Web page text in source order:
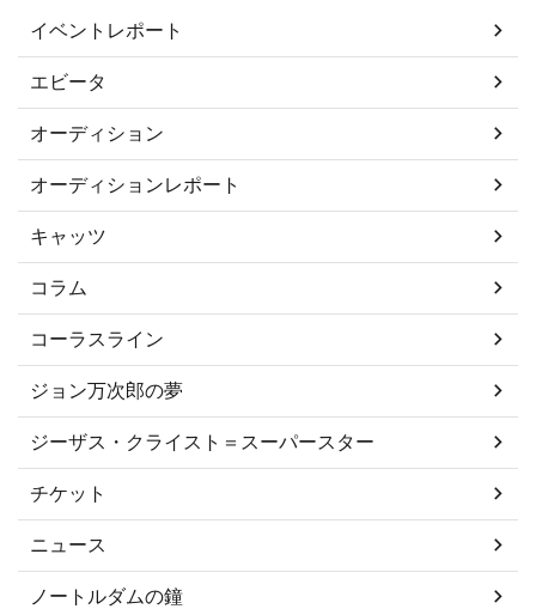
イベントレポート
エビータ
オーディション
オーディションレポート
キャッツ
コラム
コーラスライン
ジョン万次郎の夢
ジーザス・クライスト＝スーパースター
チケット
ニュース
ノートルダムの鐘